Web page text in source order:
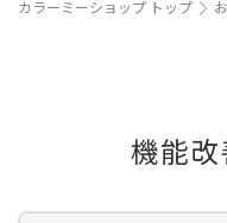
カラーミーショップ トップ
機能